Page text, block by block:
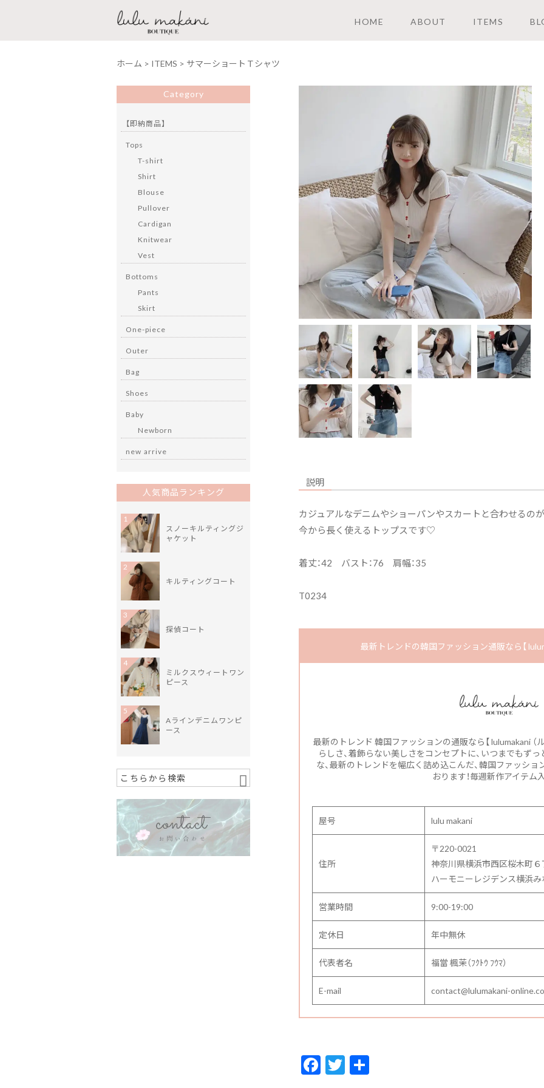
HOME ABOUT ITEMS
ホーム > ITEMS > サマーショートＴシャツ
説明
カジュアルなデニムやショーパンやスカートと合わせるの
今から長く使えるトップスです♡
着丈：42 バスト：76 肩幅：35
T0234
最新トレンドの韓国ファッション通販なら【
最新のトレンド 韓国ファッションの通販なら【 lulumakani （
らしさ、着飾らない美しさをコンセプトに、いつまでもずっ
な、最新のトレンドを幅広く詰め込こんだ、韓国ファッシ
おります！毎週新作アイテム
屋号 lulu makani
住所
〒220-0021
神奈川県横浜市西区桜木町６
ハーモニーレジデンス横浜
営業時間 9:00-19:00
定休日 年中無休
代表者名 福當 楓茉（ﾌｸﾄｳ ﾌｳﾏ）
E-mail contact@lulumakani-
F T
Category
【即納商品】
Tops
T-shirt
Shirt
Blouse
Pullover
Cardigan
Knitwear
Vest
Bottoms
Pants
Skirt
One-piece
Outer
Bag
Shoes
Baby
Newborn
new arrive
人気商品ランキング
スノーキルティングジ
ャケット
1
キルティングコート
2
探偵コート
3
ミルクスウィートワン
ピース
4
Aラインデニムワンピ
ース
5